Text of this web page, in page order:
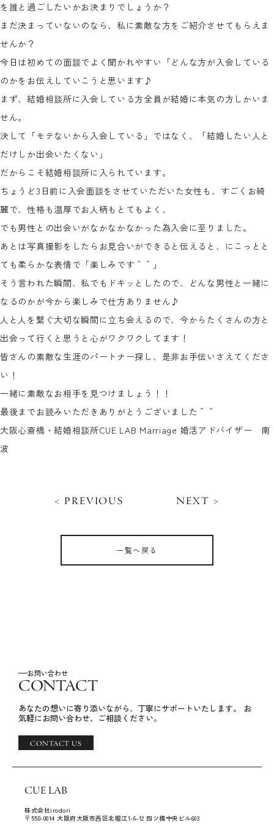
を誰と過ごしたいかお決まりでしょうか？
まだ決まっていないのなら、私に素敵な方をご紹介させてもらえま
せんか？
今日は初めての面談でよく聞かれやすい「どんな方が入会している
のかをお伝えしていこうと思います♪
まず、結婚相談所に入会している方全員が結婚に本気の方しかいま
せん。
決して「モテないから入会している」ではなく、「結婚したい人と
だけしか出会いたくない」
だからこそ結婚相談所に入られています。
ちょうど3日前に入会面談をさせていただいた女性も、すごくお綺
麗で、性格も温厚でお人柄もとてもよく、
でも男性との出会いがなかなかなかった為入会に至りました。
あとは写真撮影をしたらお見合いができると伝えると、にこっとと
ても柔らかな表情で「楽しみです＾＾」
そう言われた瞬間、私でもドキッとしたので、どんな男性と一緒に
なるのかが今から楽しみで仕方ありません♪
人と人を繋ぐ大切な瞬間に立ち会えるので、今からたくさんの方と
出会って行くと思うと心がワクワクしてます！
皆さんの素敵な生涯のパートナー探し、是非お手伝いさえてくださ
い！
一緒に素敵なお相手を見つけましょう！！
最後までお読みいただきありがとうございました＾＾
大阪心斎橋・結婚相談所CUE LAB Marriage 婚活アドバイザー 南
波
< PREVIOUS NEXT >
一覧へ戻る
お問い合わせ
CONTACT
あなたの想いに寄り添いながら、丁寧にサポートいたします。
お
気軽にお問い合わせ、ご相談ください。
CONTACT US
CUE LAB
株式会社irodori
〒550-0014 大阪府大阪市西区北堀江1-6-12 四ツ橋中央ビル603